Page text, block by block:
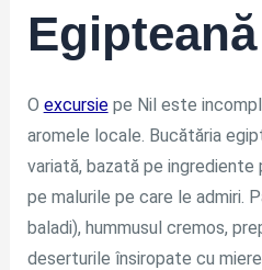
Egipteană
O excursiepe Nil este
aromele locale. Bucătăria
variată, bazată pe
pe malurile pe care le admiri.
baladi), hummusul cremos,
deserturile însiropate cu